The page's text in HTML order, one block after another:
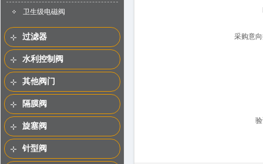
卫生级电磁阀
过滤器
水利控制阀
其他阀门
隔膜阀
旋塞阀
针型阀
采购意